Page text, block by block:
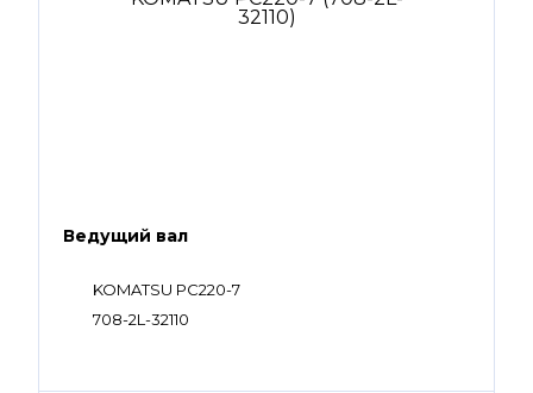
Ведущий вал
KOMATSU PC220-7
708-2L-32110